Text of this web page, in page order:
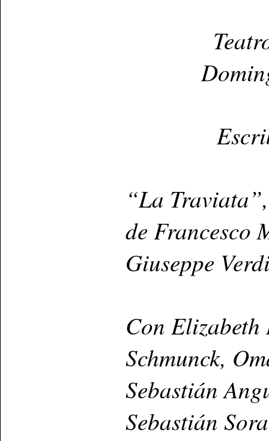
“La
de Francesco
Giuseppe
Con
Schmunck,
Sebastián
Sebastián